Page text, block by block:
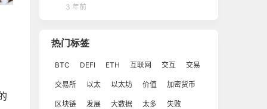
3 年前
热门标签
BTC DEFI ETH 互联网 交互 交易
交易所 以太 以太坊 价值 加密货币
区块链 发展 大数据 太多 失败